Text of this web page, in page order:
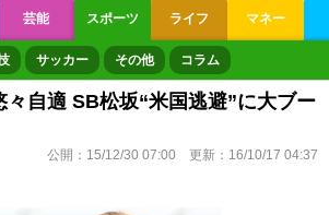
芸能 スポーツ ライフ マネー
オートレース
サッカー その他 コラム
々自適 SB松坂“米国逃避”に大ブー
公開： 15/12/30 07:00 更新： 16/10/17 04:37